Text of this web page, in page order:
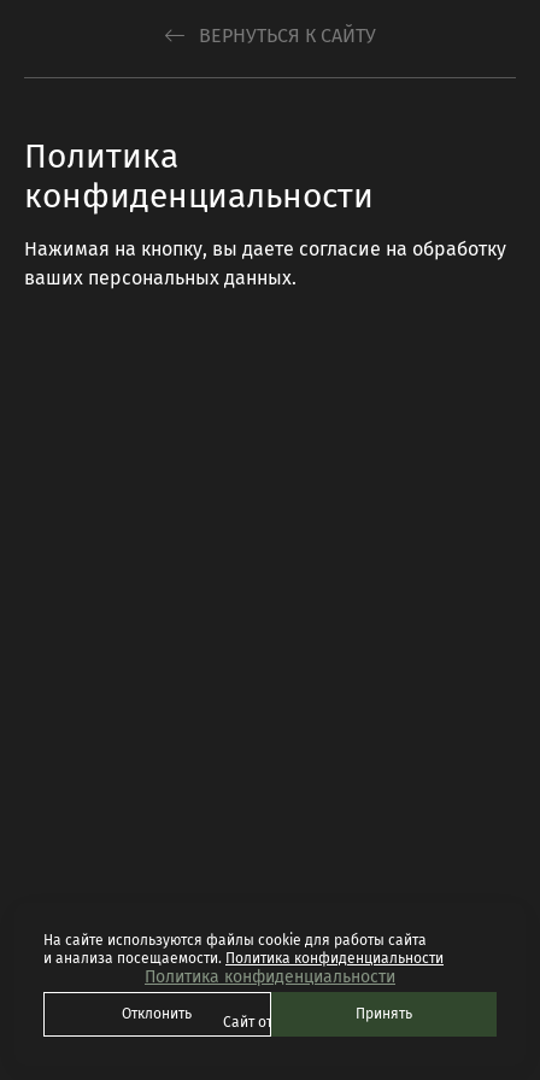
ВЕРНУТЬСЯ К САЙТУ
Политика
конфиденциальности
Нажимая на кнопку, вы даете согласие на обработку
ваших персональных данных.
Политика конфиденциальности
Сайт от
На сайте используются файлы cookie для работы сайта
и анализа посещаемости. Политика конфиденциальности
Отклонить Принять